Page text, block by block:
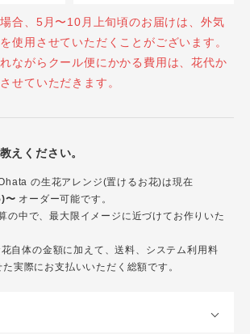
合、5月〜10月上旬頃のお届けは、外気
使用させていただくことがございます。
ながらクール便にかかる費用は、花代か
せていただきます。
えください。
の生花アレンジ(置けるお花)は現在
〜 オーダー可能です。
の中で、最大限イメージに近づけてお作りいた
自体の金額に加えて、送料、システム利用料
実際にお支払いいただく総額です。